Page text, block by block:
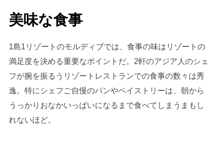
美味な食事
1島1リゾートのモルディブでは、食事の味はリゾートの
満足度を決める重要なポイントだ。2軒のアジア人のシェ
フが腕を振るうリゾートレストランでの食事の数々は秀
逸。特にシェフご自慢のパンやペイストリーは、朝から
うっかりおなかいっぱいになるまで食べてしまうまもし
れないほど。